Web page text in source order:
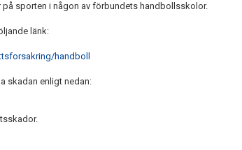
sporten i någon av förbundets handbollsskolor.
länk:
handboll
skadan enligt nedan: